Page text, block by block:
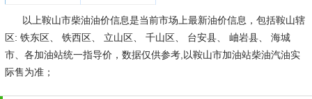
以上鞍山市柴油油价信息是当前市场上最新油价信息，包括鞍山辖
区: 铁东区、 铁西区、 立山区、 千山区、 台安县、 岫岩县、 海城
市、各加油站统一指导价，数据仅供参考,以鞍山市加油站柴油汽油实
际售为准；